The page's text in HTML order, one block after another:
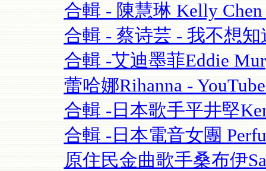
合輯 - 陳慧琳 Kelly
合輯 - 蔡诗芸 - 我不想知
合輯 -艾迪墨菲Eddie
蕾哈娜Rihanna -
合輯 -日本歌手平井堅
合輯 -日本電音女團
原住民金曲歌手桑布伊